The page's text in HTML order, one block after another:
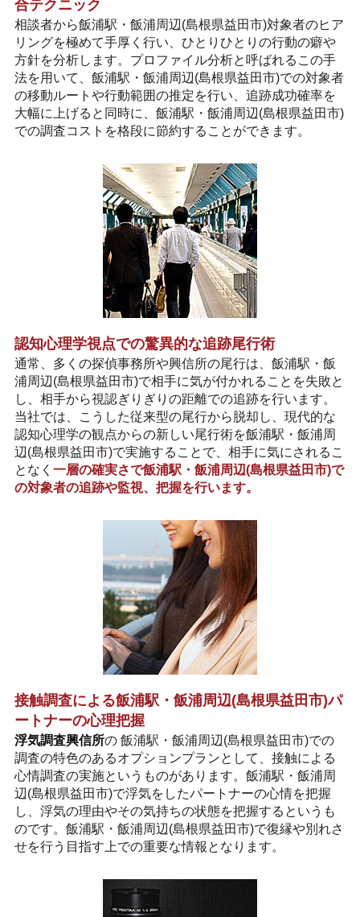
合テクニック
相談者から飯浦駅・飯浦周辺(島根県益田市)対象者のヒア
リングを極めて手厚く行い、ひとりひとりの行動の癖や
方針を分析します。プロファイル分析と呼ばれるこの手
法を用いて、飯浦駅・飯浦周辺(島根県益田市)での対象者
の移動ルートや行動範囲の推定を行い、追跡成功確率を
大幅に上げると同時に、飯浦駅・飯浦周辺(島根県益田市)
での調査コストを格段に節約することができます。
認知心理学視点での驚異的な追跡尾行術
通常、多くの探偵事務所や興信所の尾行は、飯浦駅・飯
浦周辺(島根県益田市)で相手に気が付かれることを失敗と
し、相手から視認ぎりぎりの距離での追跡を行います。
当社では、こうした従来型の尾行から脱却し、現代的な
認知心理学の観点からの新しい尾行術を飯浦駅・飯浦周
辺(島根県益田市)で実施することで、相手に気にされるこ
となく 一層の確実さで飯浦駅・飯浦周辺(島根県益田市)で
の対象者の追跡や監視、把握を行います。
接触調査による飯浦駅・飯浦周辺(島根県益田市)パ
ートナーの心理把握
浮気調査興信所の 飯浦駅・飯浦周辺(島根県益田市)での
調査の特色のあるオプションプランとして、接触による
心情調査の実施というものがあります。飯浦駅・飯浦周
辺(島根県益田市)で浮気をしたパートナーの心情を把握
し、浮気の理由やその気持ちの状態を把握するというも
のです。飯浦駅・飯浦周辺(島根県益田市)で復縁や別れさ
せを行う目指す上での重要な情報となります。